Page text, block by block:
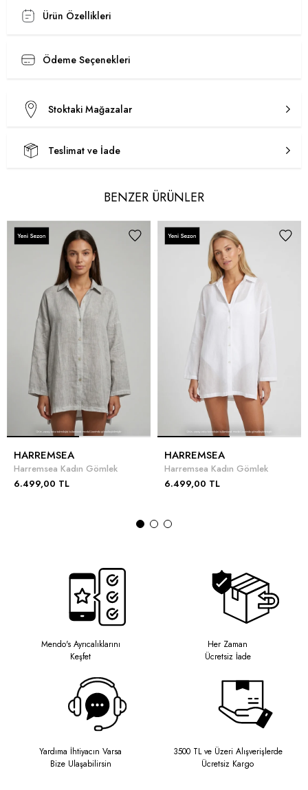
Ürün Özellikleri
Ödeme Seçenekleri
Stoktaki Mağazalar
Teslimat ve İade
BENZER ÜRÜNLER
HARREMSEA
Harremsea Kadın Gömlek
6.499,00 TL
HARREMSEA
Harremsea Kadın Gömlek
6.499,00 TL
Mendo's Ayrıcalıklarını
Keşfet
Her Zaman
Ücretsiz İade
Yardıma İhtiyacın Varsa
Bize Ulaşabilirsin
3500 TL ve Üzeri Alışverişlerde
Ücretsiz Kargo